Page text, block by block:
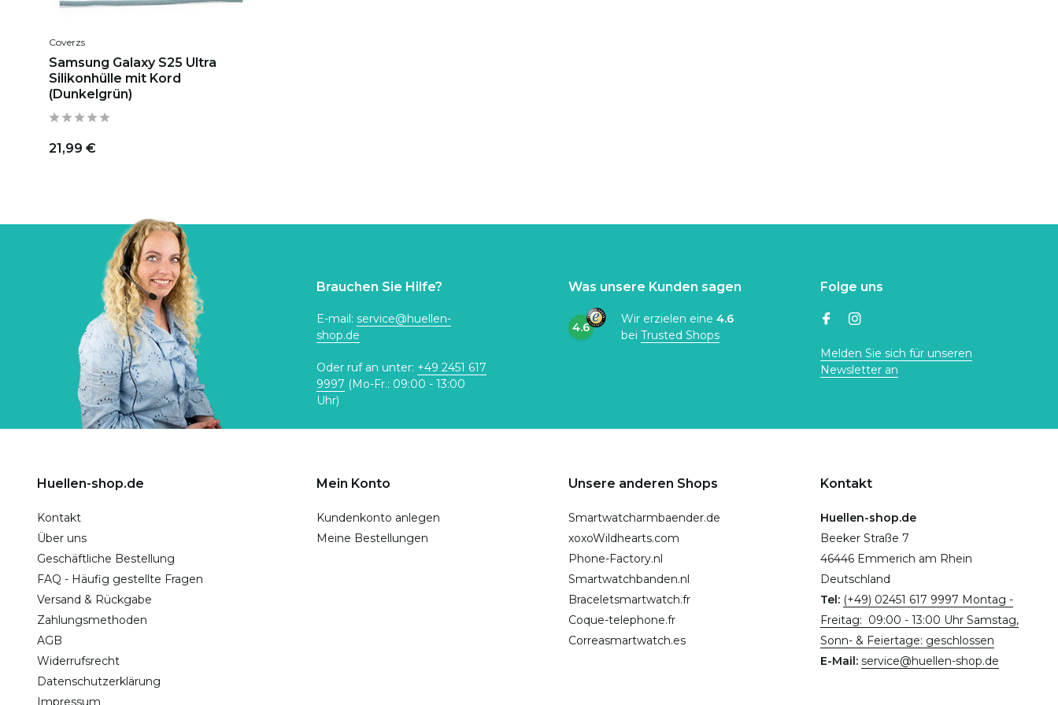
Coverzs
Samsung Galaxy S25 Ultra
Silikonhülle mit Kord
(Dunkelgrün)
21,99 €
Brauchen Sie Hilfe?
E-mail: service@huellen-
shop.de
Oder ruf an unter: +49 2451 617
9997 (Mo-Fr.: 09:00 - 13:00
Uhr)
Was unsere Kunden sagen
4.6
Wir erzielen eine 4.6
bei Trusted Shops
Folge uns
Melden Sie sich für unseren
Newsletter an
Huellen-shop.de
Kontakt
Über uns
Geschäftliche Bestellung
FAQ - Häufig gestellte Fragen
Versand & Rückgabe
Zahlungsmethoden
AGB
Widerrufsrecht
Datenschutzerklärung
Impressum
Mein Konto
Kundenkonto anlegen
Meine Bestellungen
Unsere anderen Shops
Smartwatcharmbaender.de
xoxoWildhearts.com
Phone-Factory.nl
Smartwatchbanden.nl
Braceletsmartwatch.fr
Coque-telephone.fr
Correasmartwatch.es
Kontakt
Huellen-shop.de
Beeker Straße 7
46446 Emmerich am Rhein
Deutschland
Tel: (+49) 02451 617 9997 Montag -
Freitag: 09:00 - 13:00 Uhr Samstag,
Sonn- & Feiertage: geschlossen
E-Mail: service@huellen-shop.de